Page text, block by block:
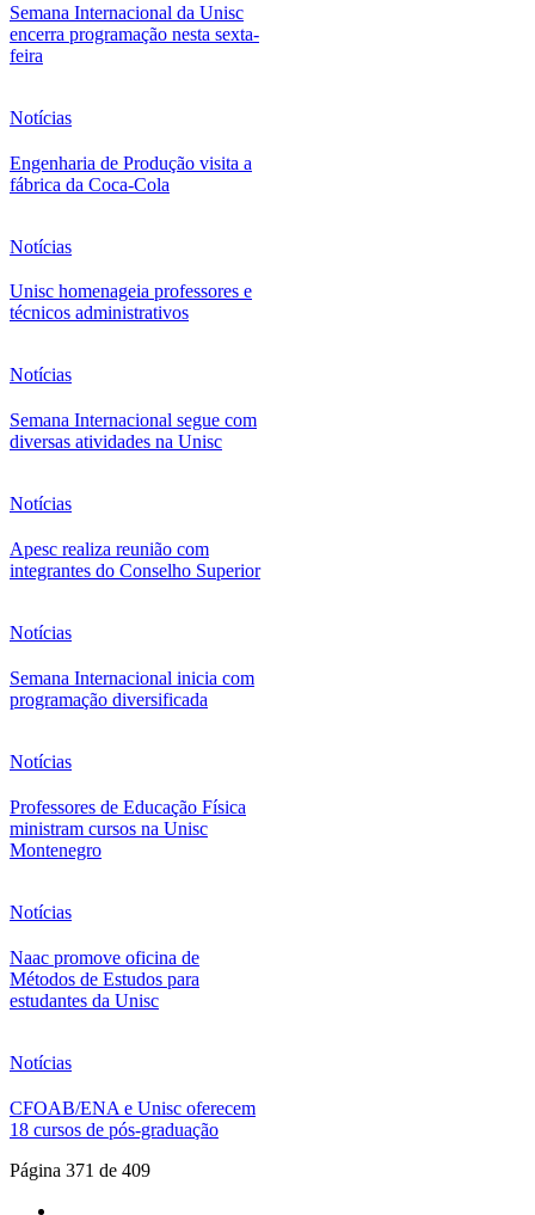
Semana Internacional da Unisc
encerra programação nesta sexta-
feira
Notícias
Engenharia de Produção visita a
fábrica da Coca-Cola
Notícias
Unisc homenageia professores e
técnicos administrativos
Notícias
Semana Internacional segue com
diversas atividades na Unisc
Notícias
Apesc realiza reunião com
integrantes do Conselho Superior
Notícias
Semana Internacional inicia com
programação diversificada
Notícias
Professores de Educação Física
ministram cursos na Unisc
Montenegro
Notícias
Naac promove oficina de
Métodos de Estudos para
estudantes da Unisc
Notícias
CFOAB/ENA e Unisc oferecem
18 cursos de pós-graduação
Página 371 de 409